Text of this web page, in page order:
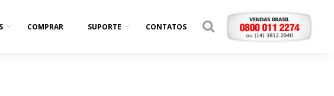
COMPRAR SUPORTE CONTATOS